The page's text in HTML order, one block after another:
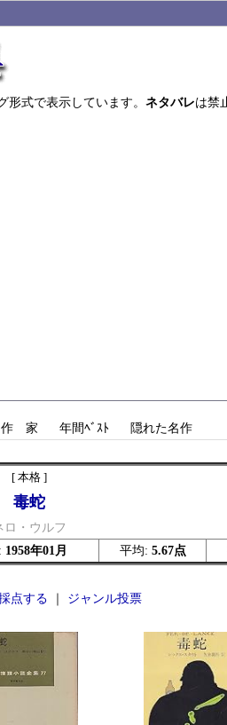
式で表示しています。 ネタバレは禁
作 家 年間ﾍﾞｽﾄ 隠れた名作
[ 本格 ]
毒蛇
ロ・ウルフ
1958年01月 平均: 5.67点
点する ジャンル投票